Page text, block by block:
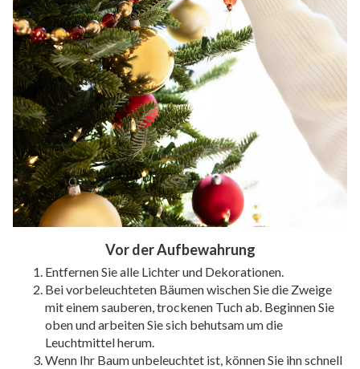
Vor der Aufbewahrung
Entfernen Sie alle Lichter und Dekorationen.
Bei vorbeleuchteten Bäumen wischen Sie die Zweige
mit einem sauberen, trockenen Tuch ab. Beginnen Sie
oben und arbeiten Sie sich behutsam um die
Leuchtmittel herum.
Wenn Ihr Baum unbeleuchtet ist, können Sie ihn schnell